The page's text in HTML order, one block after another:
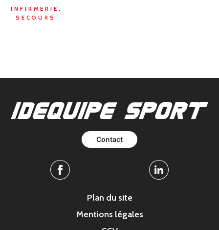
INFIRMERIE,
SECOURS
Contact
Facebook Linkedin
Plan du site
Mentions légales